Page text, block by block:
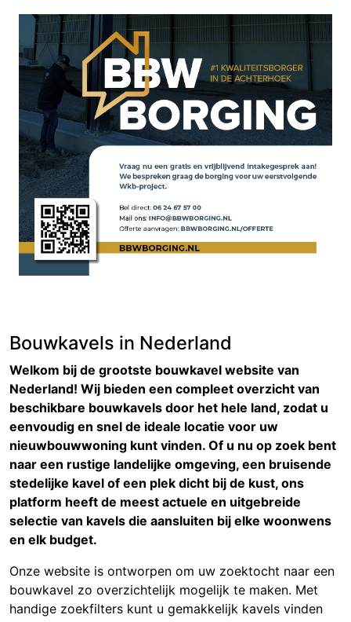
Bouwkavels in Nederland
Welkom bij de grootste bouwkavel website van
Nederland! Wij bieden een compleet overzicht van
beschikbare bouwkavels door het hele land, zodat u
eenvoudig en snel de ideale locatie voor uw
nieuwbouwwoning kunt vinden. Of u nu op zoek bent
naar een rustige landelijke omgeving, een bruisende
stedelijke kavel of een plek dicht bij de kust, ons
platform heeft de meest actuele en uitgebreide
selectie van kavels die aansluiten bij elke woonwens
en elk budget.
Onze website is ontworpen om uw zoektocht naar een
bouwkavel zo overzichtelijk mogelijk te maken. Met
handige zoekfilters kunt u gemakkelijk kavels vinden